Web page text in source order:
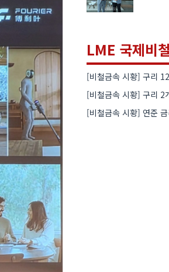
LME 국제비